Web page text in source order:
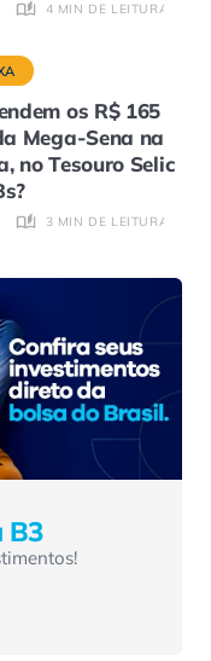
4 MIN DE LEITURA
os R$ 165
Mega-Sena na
no Tesouro Selic
3 MIN DE LEITURA
B3